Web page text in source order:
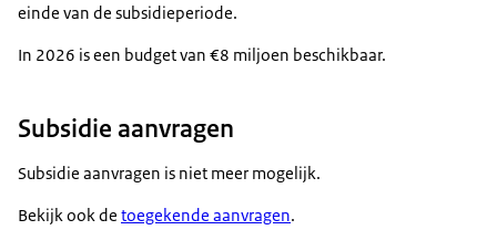
einde van de subsidieperiode.
In 2026 is een budget van €8 miljoen beschikbaar.
Subsidie aanvragen
Subsidie aanvragen is niet meer mogelijk.
Bekijk ook de toegekende aanvragen.